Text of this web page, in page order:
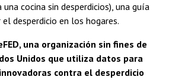
una cocina sin desperdicios), una guía
desperdicio en los hogares.
una organización sin fines de
Unidos que utiliza datos para
contra el desperdicio